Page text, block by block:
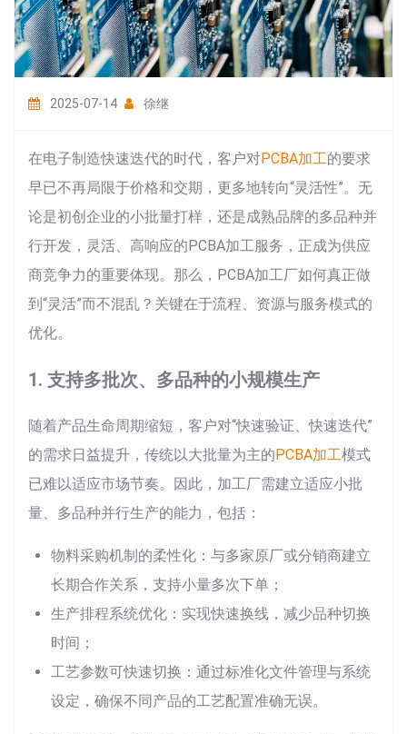
2025-07-14 徐继
在电子制造快速迭代的时代，客户对PCBA加工的要求
早已不再局限于价格和交期，更多地转向“灵活性”。无
论是初创企业的小批量打样，还是成熟品牌的多品种并
行开发，灵活、高响应的PCBA加工服务，正成为供应
商竞争力的重要体现。那么，PCBA加工厂如何真正做
到“灵活”而不混乱？关键在于流程、资源与服务模式的
优化。
1. 支持多批次、多品种的小规模生产
随着产品生命周期缩短，客户对“快速验证、快速迭代”
的需求日益提升，传统以大批量为主的PCBA加工模式
已难以适应市场节奏。因此，加工厂需建立适应小批
量、多品种并行生产的能力，包括：
物料采购机制的柔性化：与多家原厂或分销商建立
长期合作关系，支持小量多次下单；
生产排程系统优化：实现快速换线，减少品种切换
时间；
工艺参数可快速切换：通过标准化文件管理与系统
设定，确保不同产品的工艺配置准确无误。